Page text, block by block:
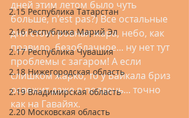
2.15 Республика Татарстан
2.16 Республика Марий Эл
2.17 Республика Чувашия
2.18 Нижегородская область
2.19 Владимирская область
2.20 Московская область
дней этим летом было чуть
больше, n'est pas?) Все остальные
дни стоит ровная жара, небо, как
правило, безоблачное... ну нет тут
проблемы с загаром! А если
слишком жарко, то у Байкала бриз
освежит даже в полдень... точно
как на Гавайях.